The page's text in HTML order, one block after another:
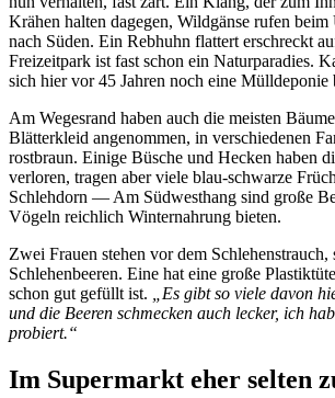
Krähen halten dagegen, Wildgänse rufen
nach Süden. Ein Rebhuhn flattert erschreckt
Freizeitpark ist fast schon ein Naturparadies.
sich hier vor 45 Jahren noch eine Mülldeponie
Am Wegesrand haben auch die meisten
Blätterkleid angenommen, in verschiedenen
rostbraun. Einige Büsche und Hecken haben
verloren, tragen aber viele blau-schwarze
Schlehdorn — Am Südwesthang sind große
Vögeln reichlich Winternahrung bieten.
Zwei Frauen stehen vor dem Schlehenstrauch,
Schlehenbeeren. Eine hat eine große
schon gut gefüllt ist.
„Es gibt so viele davon
und die Beeren schmecken auch lecker, ich
probiert.“
Im Supermarkt eher selten